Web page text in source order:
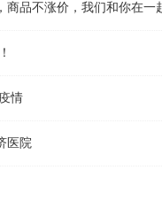
商品不涨价，我们和你在一
情
医院